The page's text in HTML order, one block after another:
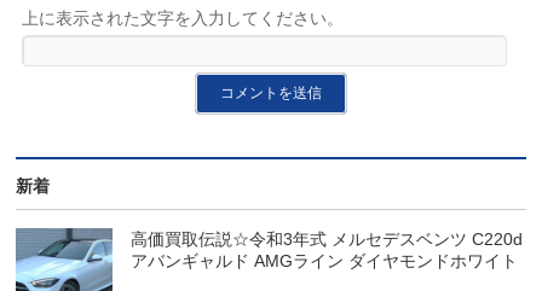
上に表示された文字を入力してください。
新着
高価買取伝説☆令和3年式 メルセデスベンツ C220d
アバンギャルド AMGライン ダイヤモンドホワイト